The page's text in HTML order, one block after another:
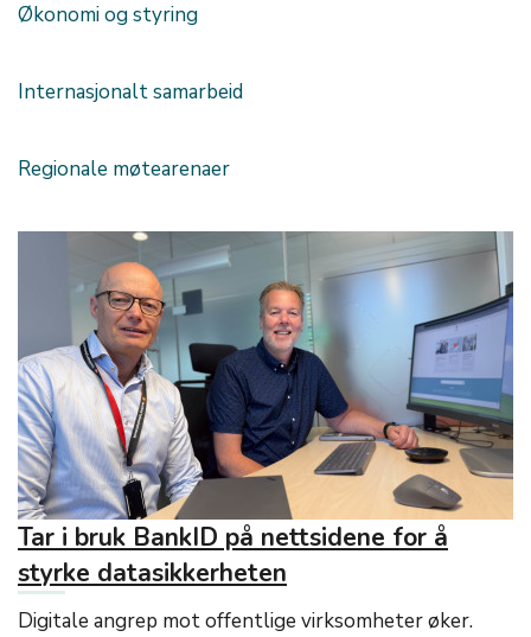
Økonomi og styring
Internasjonalt samarbeid
Regionale møtearenaer
Tar i bruk BankID på nettsidene for å
styrke datasikkerheten
Digitale angrep mot offentlige virksomheter øker.